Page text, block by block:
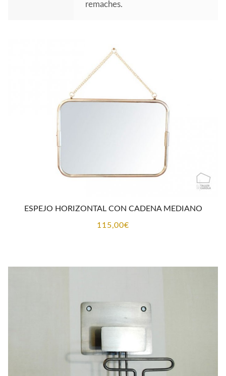
remaches.
ESPEJO HORIZONTAL CON CADENA MEDIANO
115,00€